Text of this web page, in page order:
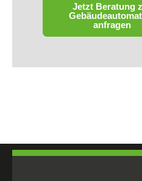
Jetzt Beratung
anfragen